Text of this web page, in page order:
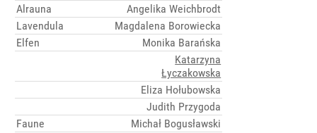
Alrauna
Angelika Weichbrodt
Lavendula
Magdalena Borowiecka
Elfen
Monika Barańska
Katarzyna
Łyczakowska
Eliza Hołubowska
Judith Przygoda
Faune
Michał Bogusławski